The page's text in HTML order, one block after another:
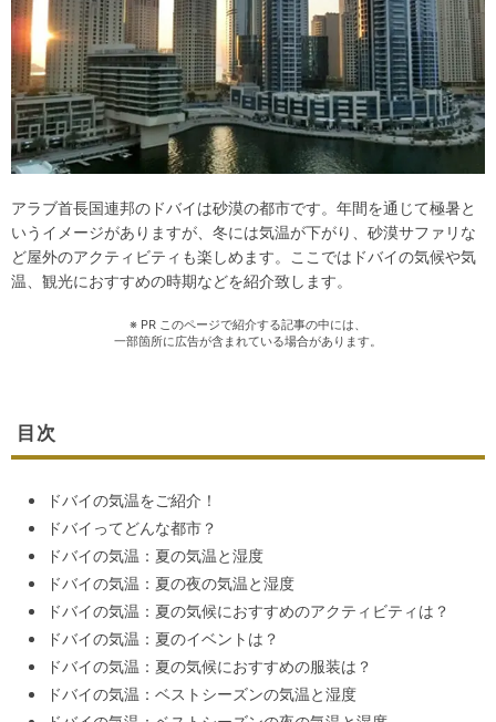
アラブ首長国連邦のドバイは砂漠の都市です。年間を通じて極暑と
いうイメージがありますが、冬には気温が下がり、砂漠サファリな
ど屋外のアクティビティも楽しめます。ここではドバイの気候や気
温、観光におすすめの時期などを紹介致します。
※ PR このページで紹介する記事の中には、
一部箇所に広告が含まれている場合があります。
目次
ドバイの気温をご紹介！
ドバイってどんな都市？
ドバイの気温：夏の気温と湿度
ドバイの気温：夏の夜の気温と湿度
ドバイの気温：夏の気候におすすめのアクティビティは？
ドバイの気温：夏のイベントは？
ドバイの気温：夏の気候におすすめの服装は？
ドバイの気温：ベストシーズンの気温と湿度